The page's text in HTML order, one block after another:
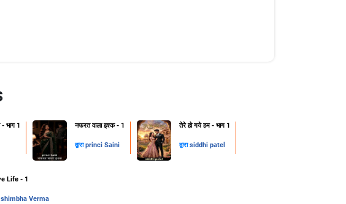
भाग 1 नफरत वाला इश्क - 1
द्वाराprinci Saini
तेरे हो गये हम - भाग 1
द्वाराsiddhi patel
Life - 1
shimbha Verma